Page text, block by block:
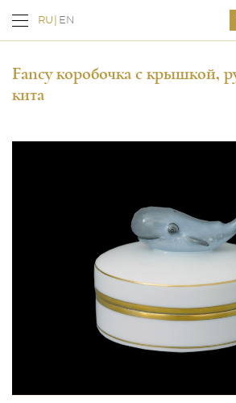
RU EN
Fancy коробочка с крышкой,
кита